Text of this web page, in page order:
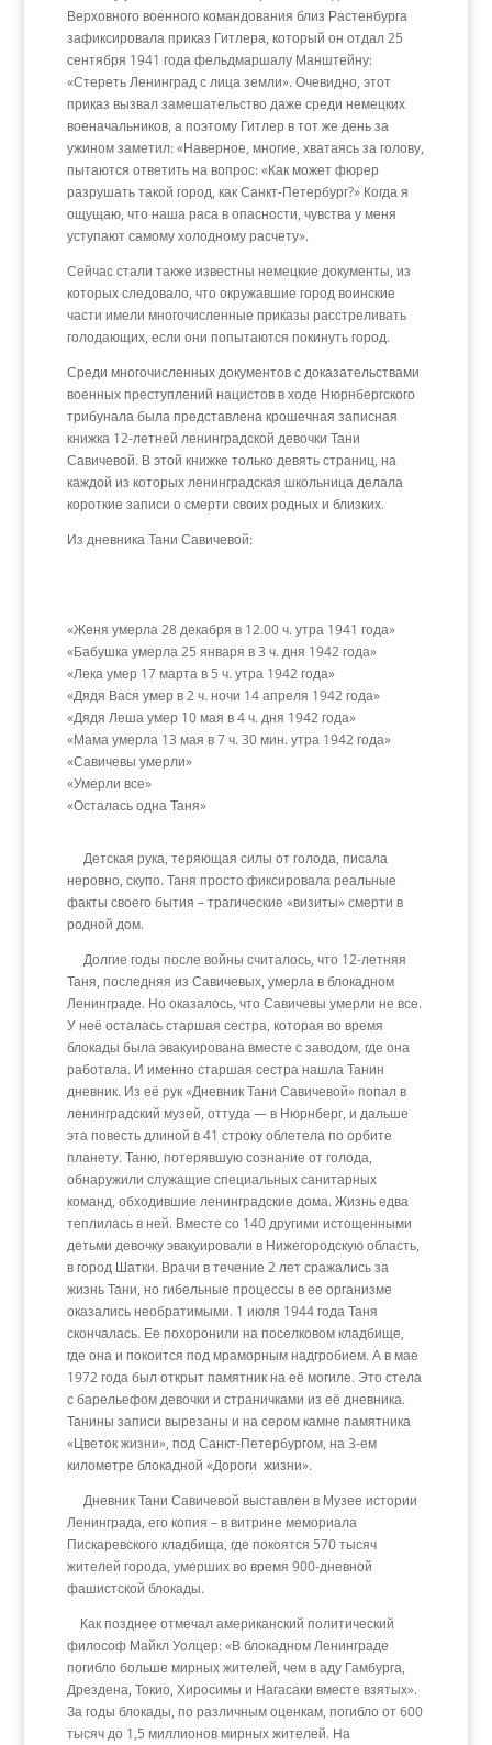
Верховного военного командования близ Растенбурга
зафиксировала приказ Гитлера, который он отдал 25
сентября 1941 года фельдмаршалу Манштейну:
«Стереть Ленинград с лица земли». Очевидно, этот
приказ вызвал замешательство даже среди немецких
военачальников, а поэтому Гитлер в тот же день за
ужином заметил: «Наверное, многие, хватаясь за голову,
пытаются ответить на вопрос: «Как может фюрер
разрушать такой город, как Санкт-Петербург?» Когда я
ощущаю, что наша раса в опасности, чувства у меня
уступают самому холодному расчету».
Сейчас стали также известны немецкие документы, из
которых следовало, что окружавшие город воинские
части имели многочисленные приказы расстреливать
голодающих, если они попытаются покинуть город.
Среди многочисленных документов с доказательствами
военных преступлений нацистов в ходе Нюрнбергского
трибунала была представлена крошечная записная
книжка 12-летней ленинградской девочки Тани
Савичевой. В этой книжке только девять страниц, на
каждой из которых ленинградская школьница делала
короткие записи о смерти своих родных и близких.
Из дневника Тани Савичевой:
«Женя умерла 28 декабря в 12.00 ч. утра 1941 года»
«Бабушка умерла 25 января в 3 ч. дня 1942 года»
«Лека умер 17 марта в 5 ч. утра 1942 года»
«Дядя Вася умер в 2 ч. ночи 14 апреля 1942 года»
«Дядя Леша умер 10 мая в 4 ч. дня 1942 года»
«Мама умерла 13 мая в 7 ч. 30 мин. утра 1942 года»
«Савичевы умерли»
«Умерли все»
«Осталась одна Таня»
Детская рука, теряющая силы от голода, писала
неровно, скупо. Таня просто фиксировала реальные
факты своего бытия – трагические «визиты» смерти в
родной дом.
Долгие годы после войны считалось, что 12-летняя
Таня, последняя из Савичевых, умерла в блокадном
Ленинграде. Но оказалось, что Савичевы умерли не все.
У неё осталась старшая сестра, которая во время
блокады была эвакуирована вместе с заводом, где она
работала. И именно старшая сестра нашла Танин
дневник. Из её рук «Дневник Тани Савичевой» попал в
ленинградский музей, оттуда — в Нюрнберг, и дальше
эта повесть длиной в 41 строку облетела по орбите
планету. Таню, потерявшую сознание от голода,
обнаружили служащие специальных санитарных
команд, обходившие ленинградские дома. Жизнь едва
теплилась в ней. Вместе со 140 другими истощенными
детьми девочку эвакуировали в Нижегородскую область,
в город Шатки. Врачи в течение 2 лет сражались за
жизнь Тани, но гибельные процессы в ее организме
оказались необратимыми. 1 июля 1944 года Таня
скончалась. Ее похоронили на поселковом кладбище,
где она и покоится под мраморным надгробием. А в мае
1972 года был открыт памятник на её могиле. Это стела
с барельефом девочки и страничками из её дневника.
Танины записи вырезаны и на сером камне памятника
«Цветок жизни», под Санкт-Петербургом, на 3-ем
километре блокадной «Дороги жизни».
Дневник Тани Савичевой выставлен в Музее истории
Ленинграда, его копия – в витрине мемориала
Пискаревского кладбища, где покоятся 570 тысяч
жителей города, умерших во время 900-дневной
фашистской блокады.
Как позднее отмечал американский политический
философ Майкл Уолцер: «В блокадном Ленинграде
погибло больше мирных жителей, чем в аду Гамбурга,
Дрездена, Токио, Хиросимы и Нагасаки вместе взятых».
За годы блокады, по различным оценкам, погибло от 600
тысяч до 1,5 миллионов мирных жителей. На